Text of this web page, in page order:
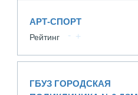
АРТ-СПОРТ
Рейтинг
ГБУЗ ГОРОДСКАЯ